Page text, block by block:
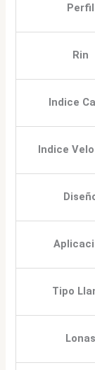
Perfil
Rin
Indice
Indice
Tipo
Lonas